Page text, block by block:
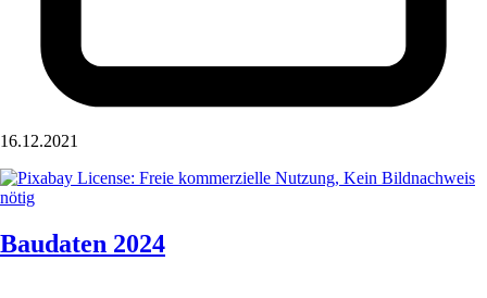
16.12.2021
Baudaten 2024